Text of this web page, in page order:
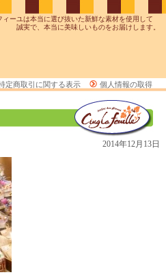
ィーユは本当に選び抜いた新鮮な素材を使用して
誠実で、本当に美味しいものをお届けします。
定商取引に関する表示 個人情報の取得
2014年12月13日